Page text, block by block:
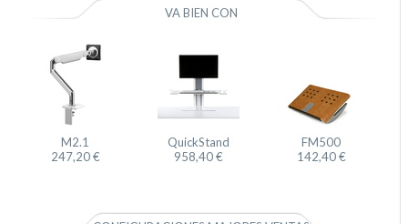
VA BIEN CON
M2.1
247,20 €
QuickStand
958,40 €
FM500
142,40 €